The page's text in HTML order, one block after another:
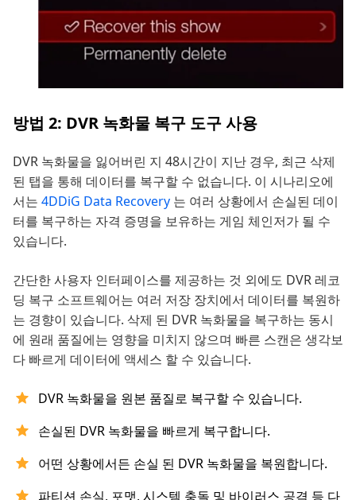
방법 2: DVR 녹화물 복구 도구 사용
DVR 녹화물을 잃어버린 지 48시간이 지난 경우, 최근 삭제
된 탭을 통해 데이터를 복구할 수 없습니다. 이 시나리오에
서는 4DDiG Data Recovery 는 여러 상황에서 손실된 데이
터를 복구하는 자격 증명을 보유하는 게임 체인저가 될 수
있습니다.
간단한 사용자 인터페이스를 제공하는 것 외에도 DVR 레코
딩 복구 소프트웨어는 여러 저장 장치에서 데이터를 복원하
는 경향이 있습니다. 삭제 된 DVR 녹화물을 복구하는 동시
에 원래 품질에는 영향을 미치지 않으며 빠른 스캔은 생각보
다 빠르게 데이터에 액세스 할 수 있습니다.
DVR 녹화물을 원본 품질로 복구할 수 있습니다.
손실된 DVR 녹화물을 빠르게 복구합니다.
어떤 상황에서든 손실 된 DVR 녹화물을 복원합니다.
파티션 손실, 포맷, 시스템 충돌 및 바이러스 공격 등 다